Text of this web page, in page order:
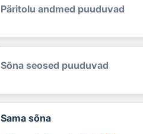
Päritolu andmed puuduvad
Sõna seosed puuduvad
Sama sõna